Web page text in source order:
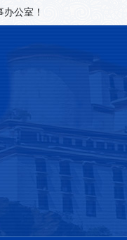
公室！